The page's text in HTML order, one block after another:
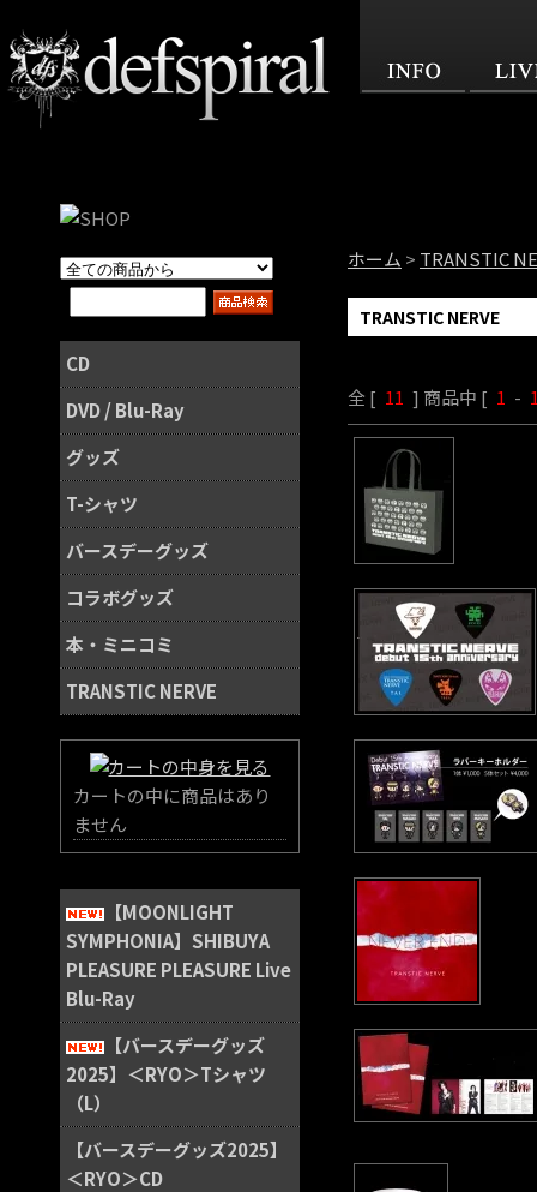
CD
DVD / Blu-Ray
グッズ
T-シャツ
バースデーグッズ
コラボグッズ
本・ミニコミ
TRANSTIC NERVE
カートの中に商品はあり
ません
【MOONLIGHT
SYMPHONIA】SHIBUYA
PLEASURE PLEASURE Live
Blu-Ray
【バースデーグッズ
2025】＜RYO＞Tシャツ
（L）
【バースデーグッズ2025】
＜RYO＞CD
ホーム > TRANSTIC
TRANSTIC NERVE
全 [ 11 ] 商品中 [ 1 -